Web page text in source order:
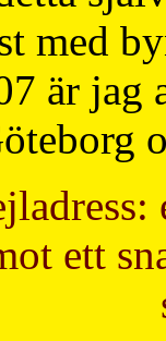
med
är
ett